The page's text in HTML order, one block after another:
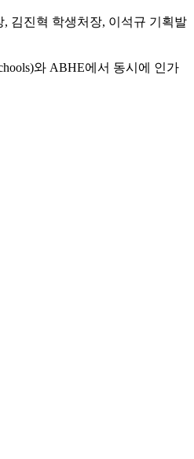
김진혁 학생처장, 이석규 기획발
와 ABHE에서 동시에 인가